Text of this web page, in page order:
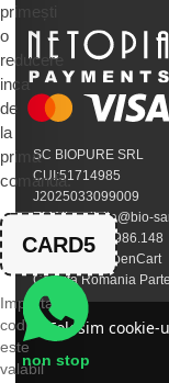
SC BIOPURE SRL
CUI:51714985
J2025033099009
EMAIL:calivita@bio-
Telefon:0745.986.148
Susținut de OpenCart
Calivita Romania
Folosim
primești
o
reducere
inca
de
la
prima
comandă.
CARD5
Important:
codul
este
valabilnon stop